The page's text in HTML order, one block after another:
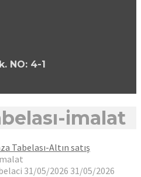
NO: 4-1
imalat
Tabelası-Altın satış
31/05/2026 31/05/2026